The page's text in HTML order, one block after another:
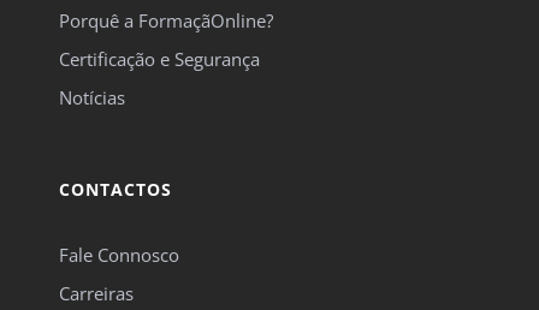
Porquê a FormaçãOnline?
Certificação e Segurança
Notícias
CONTACTOS
Fale Connosco
Carreiras